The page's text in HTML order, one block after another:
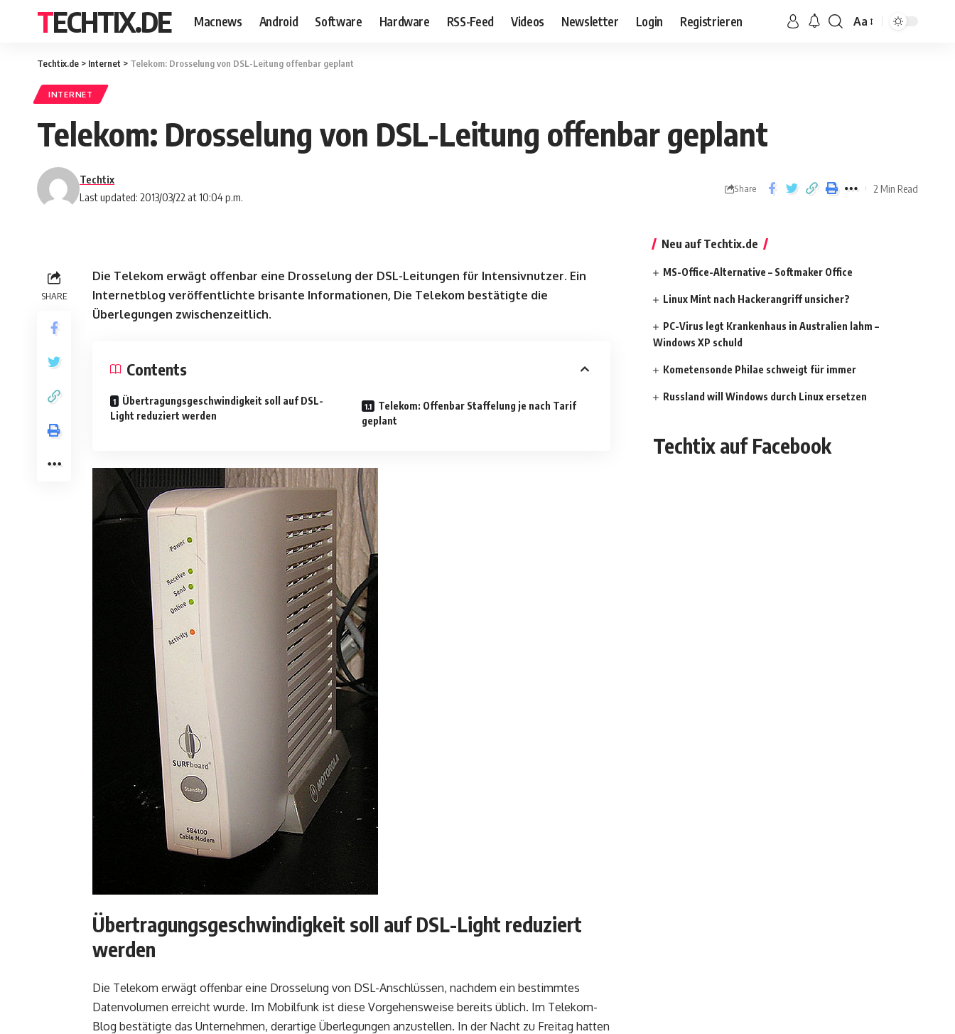
TECHTIX.DE Macnews Android Software Hardware RSS-Feed Videos Newsletter Login Registrieren Aa
Techtix.de > Internet > Telekom: Drosselung von DSL-Leitung offenbar geplant
INTERNET
Telekom: Drosselung von DSL-Leitung offenbar geplant
Last updated: 2013/03/22 at 10:04 p.m.
Techtix
Share 2 Min Read
SHARE
Die Telekom erwägt offenbar eine Drosselung der DSL-Leitungen für Intensivnutzer. Ein
Internetblog veröffentlichte brisante Informationen, Die Telekom bestätigte die
Überlegungen zwischenzeitlich.
Contents
Übertragungsgeschwindigkeit soll auf DSL-
Light reduziert werden
Telekom: Offenbar Staffelung je nach Tarif
geplant
Übertragungsgeschwindigkeit soll auf DSL-Light reduziert
werden
Die Telekom erwägt offenbar eine Drosselung von DSL-Anschlüssen, nachdem ein bestimmtes
Datenvolumen erreicht wurde. Im Mobilfunk ist diese Vorgehensweise bereits üblich. Im Telekom-
Blog bestätigte das Unternehmen, derartige Überlegungen anzustellen. In der Nacht zu Freitag hatten
Neu auf Techtix.de
MS-Office-Alternative – Softmaker Office
Linux Mint nach Hackerangriff unsicher?
PC-Virus legt Krankenhaus in Australien lahm –
Windows XP schuld
Kometensonde Philae schweigt für immer
Russland will Windows durch Linux ersetzen
Techtix auf Facebook